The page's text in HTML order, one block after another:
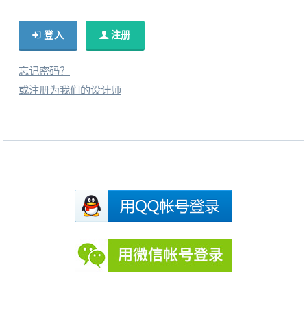
​​登入 ​​注册
忘记密码？
​​或注册为我们的设计师